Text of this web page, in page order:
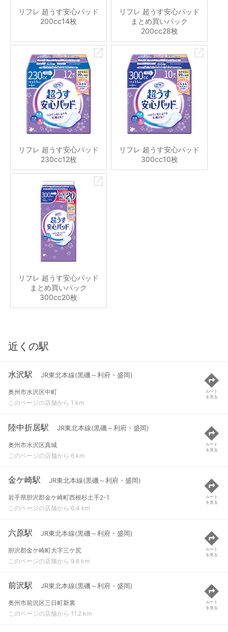
リフレ 超うす安心パッド
200cc14枚
リフレ 超うす安心パッド
まとめ買いパック
200cc28枚
リフレ 超うす安心パッド
230cc12枚
リフレ 超うす安心パッド
300cc10枚
リフレ 超うす安心パッド
まとめ買いパック
300cc20枚
近くの駅
水沢駅 JR東北本線(黒磯～利府・盛岡)
奥州市水沢区中町
このページの店舗から 1 km
ルート
を見る
陸中折居駅 JR東北本線(黒磯～利府・盛岡)
奥州市水沢区真城
このページの店舗から 6 km
ルート
を見る
金ケ崎駅 JR東北本線(黒磯～利府・盛岡)
岩手県胆沢郡金ケ崎町西根杉土手2-1
このページの店舗から 6.4 km
ルート
を見る
六原駅 JR東北本線(黒磯～利府・盛岡)
胆沢郡金ケ崎町大字三ケ尻
このページの店舗から 9.8 km
ルート
を見る
前沢駅 JR東北本線(黒磯～利府・盛岡)
奥州市前沢区三日町新裏
このページの店舗から 11.2 km
ルート
を見る